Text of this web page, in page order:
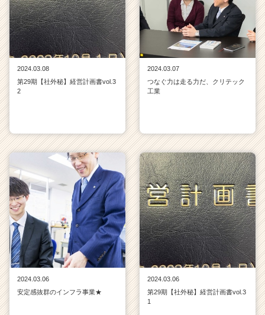
2024.03.08
第29期【社外秘】経営計画書vol.3
2
2024.03.07
つなぐ力は走る力だ、クリテック
工業
2024.03.06
安定感抜群のインフラ事業★
2024.03.06
第29期【社外秘】経営計画書vol.3
1